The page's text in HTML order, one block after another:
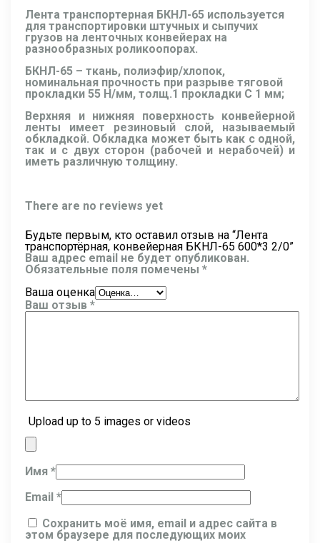
Лента транспортерная БКНЛ-65 используется
для транспортировки штучных и сыпучих
грузов на ленточных конвейерах на
разнообразных роликоопорах.
БКНЛ-65 – ткань, полиэфир/хлопок,
номинальная прочность при разрыве тяговой
прокладки 55 Н/мм, толщ.1 прокладки C 1 мм;
Верхняя и нижняя поверхность конвейерной
ленты имеет резиновый слой, называемый
обкладкой. Обкладка может быть как с одной,
так и с двух сторон (рабочей и нерабочей) и
иметь различную толщину.
There are no reviews yet
Будьте первым, кто оставил отзыв на “Лента
транспортёрная, конвейерная БКНЛ-65 600*3 2/0”
Ваш адрес email не будет опубликован.
Обязательные поля помечены *
Ваша оценка
Ваш отзыв *
Upload up to 5 images or videos
Имя *
Email *
Сохранить моё имя, email и адрес сайта в
этом браузере для последующих моих